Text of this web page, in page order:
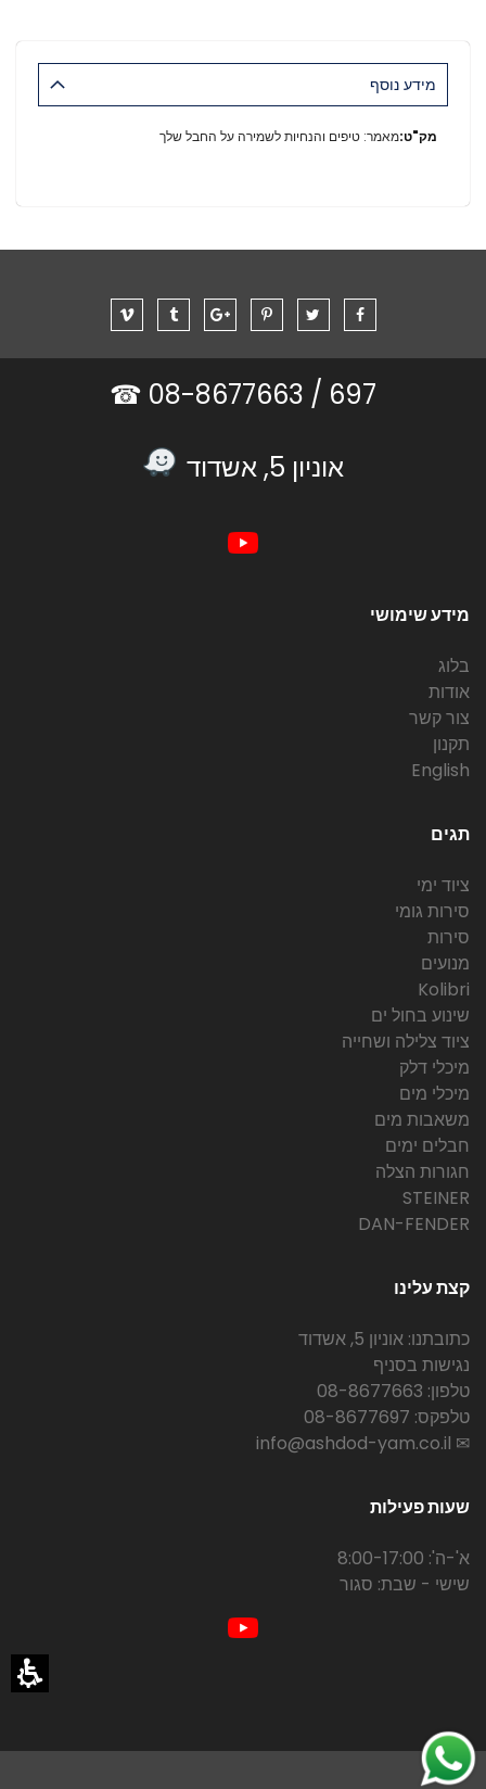
מידע נוסף
מידע
מאמר: טיפים והנחיות לשמירה על החבל שלך
697 /
אוניון 5, אשדוד
מידע שימושי
בלוג
אודות
צור קשר
תקנון
English
תגים
ציוד ימי
סירות גומי
סירות
מנועים
Kolibri
שינוע בחול ים
ציוד צלילה ושחייה
מיכלי דלק
מיכלי מים
משאבות מים
חבלים ימים
חגורות הצלה
STEINER
DAN-FENDER
קצת עלינו
כתובתנו: אוניון 5, אשדוד
נגישות בסניף
טלפון: 08-8677663
טלפקס: 08-8677697
✉ info@ashdod-yam.co.il
שעות פעילות
א'-ה': 8:00-17:00
שישי - שבת: סגור